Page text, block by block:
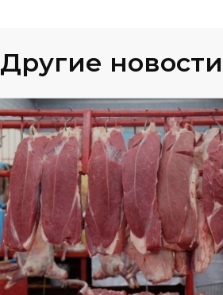
Другие новости